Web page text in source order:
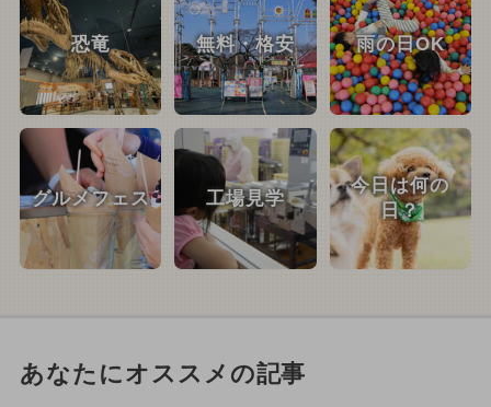
恐竜 無料・格安 雨の日OK
グルメフェス 工場見学
今日は何の
日？
あなたにオススメの記事